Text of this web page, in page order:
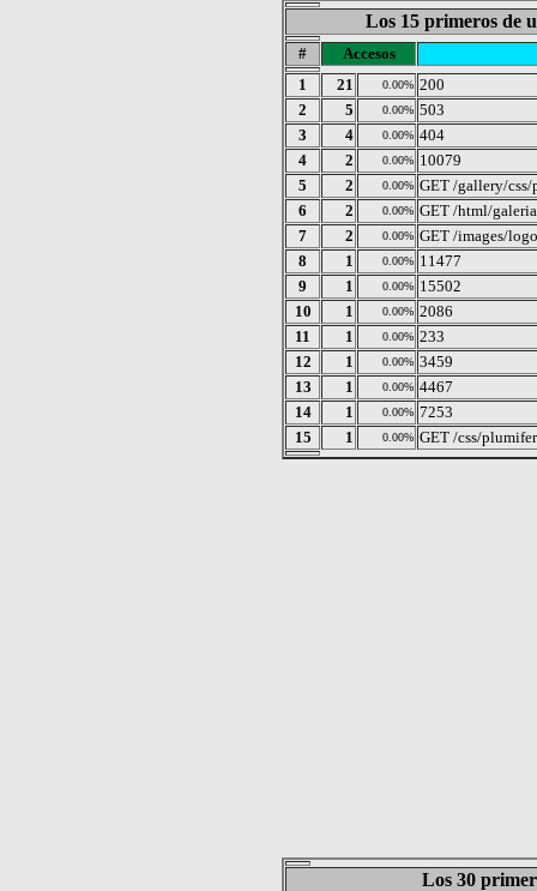
Los 15 primeros de
#
Accesos
1
21 0.00% 200
2
5 0.00% 503
3
4 0.00% 404
4
2 0.00% 10079
5
2 0.00% GET /gallery/css/
6
2 0.00% GET /html/
7
2 0.00% GET /images/
8
1 0.00% 11477
9
1 0.00% 15502
10
1 0.00% 2086
11
1 0.00% 233
12
1 0.00% 3459
13
1 0.00% 4467
14
1 0.00% 7253
15
1 0.00% GET /css/
Los 30